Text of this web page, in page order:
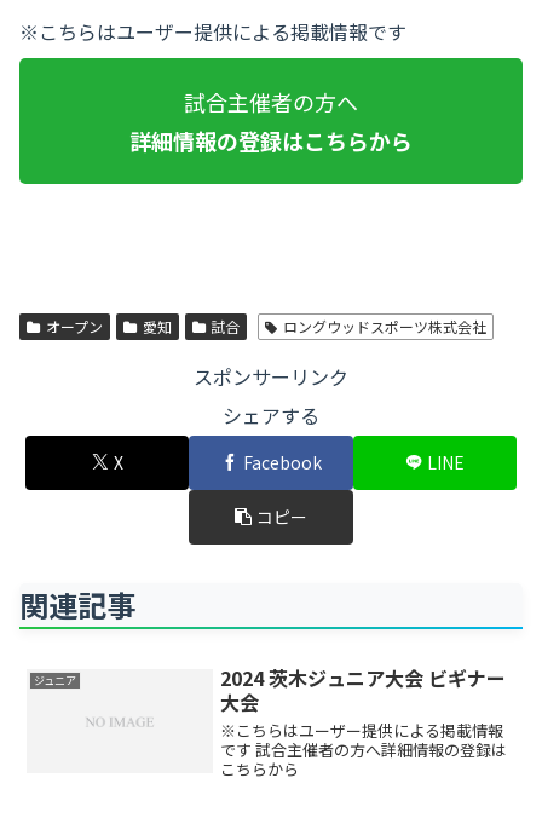
※こちらはユーザー提供による掲載情報です
試合主催者の方へ
詳細情報の登録はこちらから
オープン 愛知 試合 ロングウッドスポーツ株式会社
スポンサーリンク
シェアする
X Facebook LINE
コピー
関連記事
ジュニア
2024 茨木ジュニア大会 ビギナー
大会
※こちらはユーザー提供による掲載情報
です 試合主催者の方へ詳細情報の登録は
こちらから